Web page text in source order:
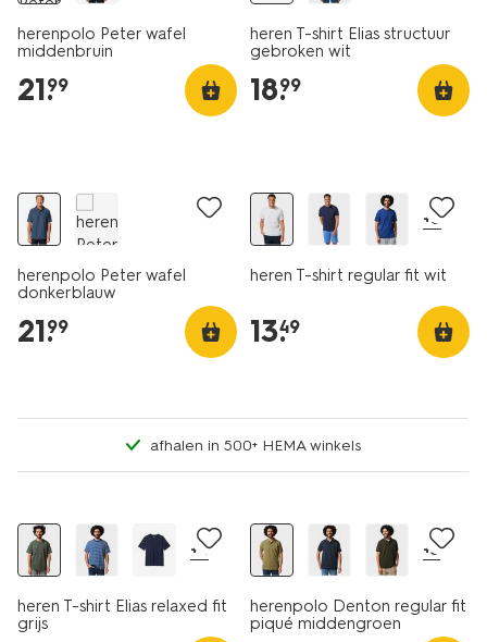
herenpolo Peter wafel
middenbruin
21.
99
heren T-shirt Elias structuur
gebroken wit
18.
99
herenpolo Peter wafel
donkerblauw
21.
99
+5
heren T-shirt regular fit wit
13.
49
afhalen in 500+ HEMA winkels
+4
heren T-shirt Elias relaxed fit
grijs
essential
+3
herenpolo Denton regular fit
piqué middengroen